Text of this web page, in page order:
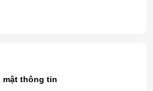
mật thông tin